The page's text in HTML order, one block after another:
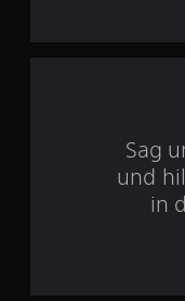
Sag
und
in